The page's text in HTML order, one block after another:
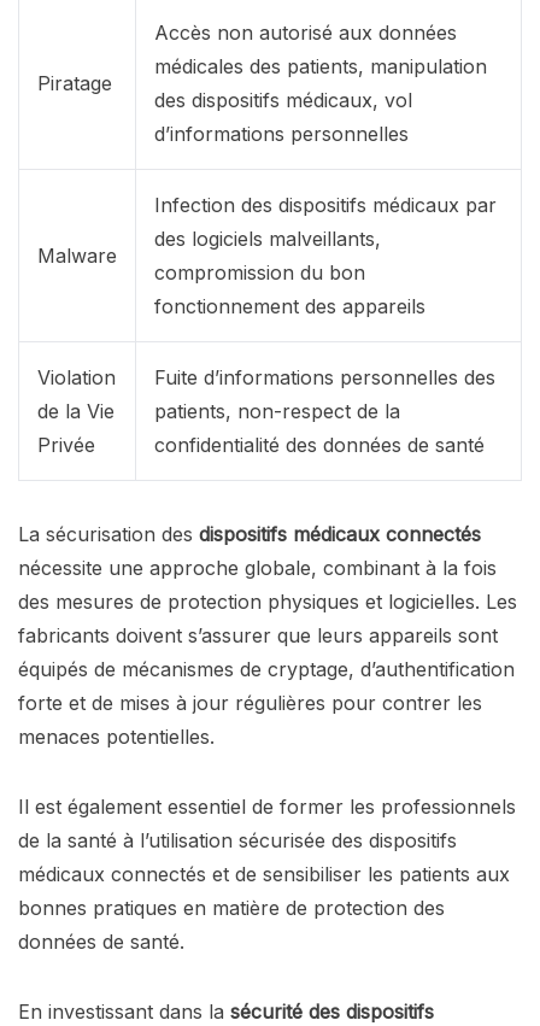
Piratage
Accès non autorisé aux données
médicales des patients, manipulation
des dispositifs médicaux, vol
d’informations personnelles
Malware
Infection des dispositifs médicaux par
des logiciels malveillants,
compromission du bon
fonctionnement des appareils
Violation
de la Vie
Privée
Fuite d’informations personnelles des
patients, non-respect de la
confidentialité des données de santé
La sécurisation des dispositifs médicaux connectés
nécessite une approche globale, combinant à la fois
des mesures de protection physiques et logicielles. Les
fabricants doivent s’assurer que leurs appareils sont
équipés de mécanismes de cryptage, d’authentification
forte et de mises à jour régulières pour contrer les
menaces potentielles.
Il est également essentiel de former les professionnels
de la santé à l’utilisation sécurisée des dispositifs
médicaux connectés et de sensibiliser les patients aux
bonnes pratiques en matière de protection des
données de santé.
En investissant dans la sécurité des dispositifs